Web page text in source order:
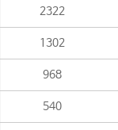
2322
1302
968
540